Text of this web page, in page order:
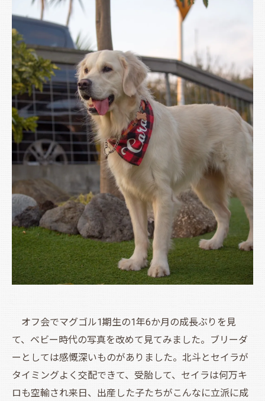
オフ会でマグゴル1期生の1年6か月の成長ぶりを見
て、ベビー時代の写真を改めて見てみました。ブリーダ
ーとしては感慨深いものがありました。北斗とセイラが
タイミングよく交配できて、受胎して、セイラは何万キ
ロも空輸され来日、出産した子たちがこんなに立派に成